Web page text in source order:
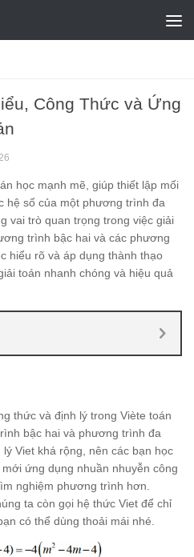
Công Thức và Ứng
học mạnh mẽ, giúp thiết lập mối
hệ số của một phương trình đa
vai trò quan trọng trong việc giải
trình bậc hai và các phương
hiểu rõ và áp dụng thành thạo
toán nhanh chóng và hiệu quả
thức và định lý trong Viète toán
bậc hai và phương trình đa
Viet khá rộng, nên các bạn học
ứng dụng nhuần nhuyễn công
nghiệm phương trình hơn.
ta còn gọi hệ thức Viet để chỉ
có thể dùng thoải mái nhé.